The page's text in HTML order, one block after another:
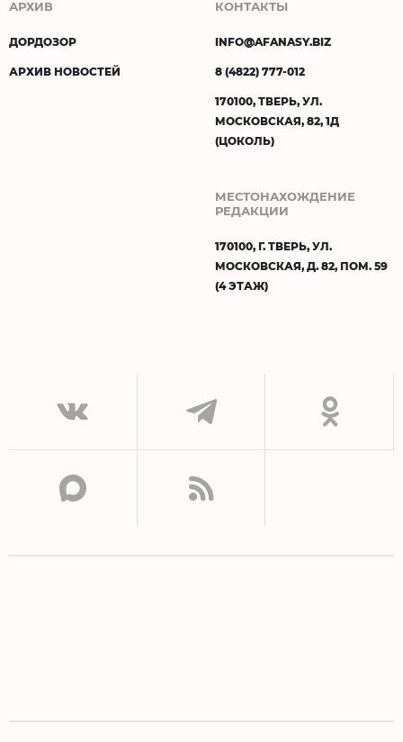
АРХИВ
ДОРДОЗОР
АРХИВ НОВОСТЕЙ
КОНТАКТЫ
INFO@AFANASY.BIZ
8 (4822) 777-012
170100, ТВЕРЬ, УЛ.
МОСКОВСКАЯ, 82, 1Д
(ЦОКОЛЬ)
МЕСТОНАХОЖДЕНИЕ
РЕДАКЦИИ
170100, Г. ТВЕРЬ, УЛ.
МОСКОВСКАЯ, Д. 82, ПОМ. 59
(4 ЭТАЖ)